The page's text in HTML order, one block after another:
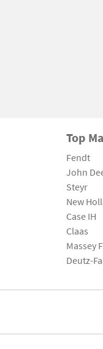
Top
Fendt
John
Steyr
New
Case IH
Claas
Massey
Deutz-